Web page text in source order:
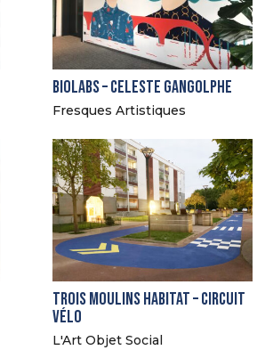
Biolabs – Celeste Gangolphe
Fresques Artistiques
Trois Moulins Habitat – Circuit
vélo
L'Art Objet Social